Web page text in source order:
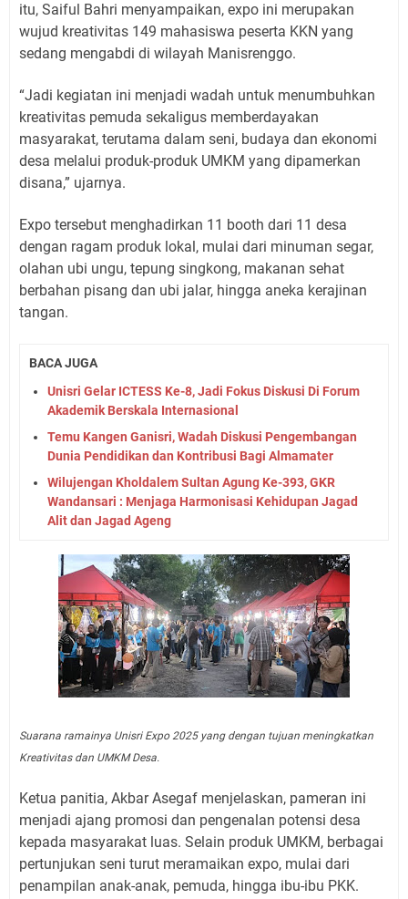
itu, Saiful Bahri menyampaikan, expo ini merupakan
wujud kreativitas 149 mahasiswa peserta KKN yang
sedang mengabdi di wilayah Manisrenggo.
“Jadi kegiatan ini menjadi wadah untuk menumbuhkan
kreativitas pemuda sekaligus memberdayakan
masyarakat, terutama dalam seni, budaya dan ekonomi
desa melalui produk-produk UMKM yang dipamerkan
disana,” ujarnya.
Expo tersebut menghadirkan 11 booth dari 11 desa
dengan ragam produk lokal, mulai dari minuman segar,
olahan ubi ungu, tepung singkong, makanan sehat
berbahan pisang dan ubi jalar, hingga aneka kerajinan
tangan.
BACA JUGA
Unisri Gelar ICTESS Ke-8, Jadi Fokus Diskusi Di Forum
Akademik Berskala Internasional
Temu Kangen Ganisri, Wadah Diskusi Pengembangan
Dunia Pendidikan dan Kontribusi Bagi Almamater
Wilujengan Kholdalem Sultan Agung Ke-393, GKR
Wandansari : Menjaga Harmonisasi Kehidupan Jagad
Alit dan Jagad Ageng
Suarana ramainya Unisri Expo 2025 yang dengan tujuan meningkatkan
Kreativitas dan UMKM Desa.
Ketua panitia, Akbar Asegaf menjelaskan, pameran ini
menjadi ajang promosi dan pengenalan potensi desa
kepada masyarakat luas. Selain produk UMKM, berbagai
pertunjukan seni turut meramaikan expo, mulai dari
penampilan anak-anak, pemuda, hingga ibu-ibu PKK.